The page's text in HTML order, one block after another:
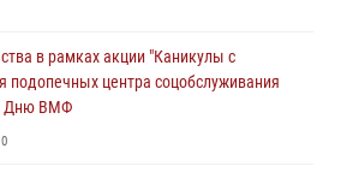
подразделений тыла с профессиональным
в кафе и сауне подозреваемых
в рамках акции "Каникулы с
подопечных центра соцобслуживания
Дню ВМФ